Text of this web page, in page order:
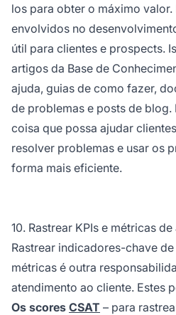
los para obter o máximo valor.
envolvidos no
útil para clientes e prospects.
artigos da Base de
ajuda, guias de como fazer,
de problemas e posts de blog.
coisa que possa ajudar
resolver problemas e usar os
forma mais eficiente.
10. Rastrear KPIs e métricas
Rastrear indicadores-chave
métricas é outra
atendimento ao cliente. Estes
Os scores CSAT – para